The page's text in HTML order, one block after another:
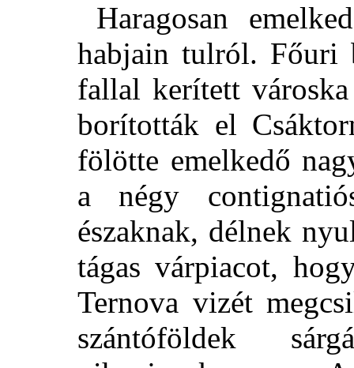
Haragosan
habjain tulról. Főuri
fallal kerített
borították el
fölötte emelkedő
a négy
északnak, délnek
tágas várpiacot,
Ternova vizét
szántóföldek